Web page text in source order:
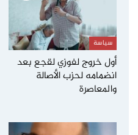
سياسة
أول خروج لفوزي لقجع بعد
انضمامه لحزب الأصالة
والمعاصرة